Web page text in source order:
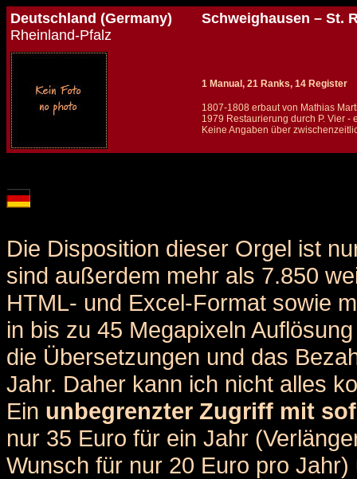
Deutschland (Germany)
Rheinland-Pfalz
Schweighausen – St.
1 Manual, 21 Ranks, 14 Register
1807-1808 erbaut von Mathias
1979 Restaurierung durch P. Vier
Keine Angaben über
Die Disposition dieser Orgel ist
sind außerdem mehr als 7.850
HTML- und Excel-Format sowie
in bis zu 45 Megapixeln
die Übersetzungen und das
Jahr. Daher kann ich nicht alles
Ein unbegrenzter Zugriff mit
nur 35 Euro für ein Jahr
Wunsch für nur 20 Euro pro